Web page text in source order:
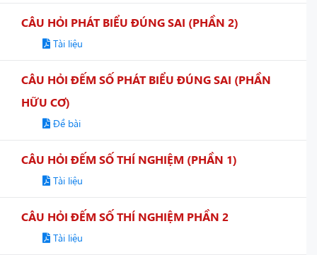
CÂU HỎI PHÁT BIỂU ĐÚNG SAI (PHẦN 2)
Tài liệu
CÂU HỎI ĐẾM SỐ PHÁT BIỂU ĐÚNG SAI (PHẦN
HỮU CƠ)
Đề bài
CÂU HỎI ĐẾM SỐ THÍ NGHIỆM (PHẦN 1)
Tài liệu
CÂU HỎI ĐẾM SỐ THÍ NGHIỆM PHẦN 2
Tài liệu